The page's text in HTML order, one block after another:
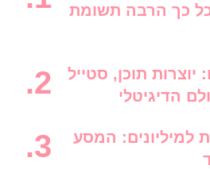
כך הרבה תשומת
יוצרות תוכן, סטייל
הדיגיטלי
המסע